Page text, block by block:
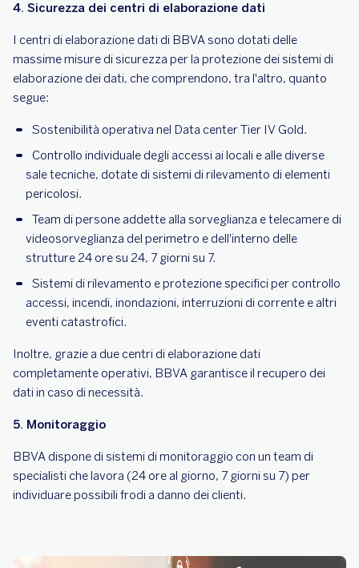
4. Sicurezza dei centri di elaborazione dati
I centri di elaborazione dati di BBVA sono dotati delle
massime misure di sicurezza per la protezione dei sistemi di
elaborazione dei dati, che comprendono, tra l'altro, quanto
segue:
Sostenibilità operativa nel Data center Tier IV Gold.
Controllo individuale degli accessi ai locali e alle diverse
sale tecniche, dotate di sistemi di rilevamento di elementi
pericolosi.
Team di persone addette alla sorveglianza e telecamere di
videosorveglianza del perimetro e dell'interno delle
strutture 24 ore su 24, 7 giorni su 7.
Sistemi di rilevamento e protezione specifici per controllo
accessi, incendi, inondazioni, interruzioni di corrente e altri
eventi catastrofici.
Inoltre, grazie a due centri di elaborazione dati
completamente operativi, BBVA garantisce il recupero dei
dati in caso di necessità.
5. Monitoraggio
BBVA dispone di sistemi di monitoraggio con un team di
specialisti che lavora (24 ore al giorno, 7 giorni su 7) per
individuare possibili frodi a danno dei clienti.